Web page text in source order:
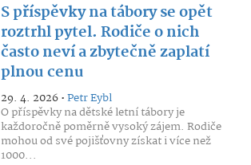
S příspěvky na tábory se opět
roztrhl pytel. Rodiče o nich
často neví a zbytečně zaplatí
plnou cenu
29. 4. 2026 •Petr Eybl
O příspěvky na dětské letní tábory je
každoročně poměrně vysoký zájem. Rodiče
mohou od své pojišťovny získat i více než
1000...